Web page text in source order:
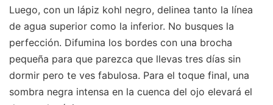
Luego, con un lápiz kohl negro, delinea tanto la línea
de agua superior como la inferior. No busques la
perfección. Difumina los bordes con una brocha
pequeña para que parezca que llevas tres días sin
dormir pero te ves fabulosa. Para el toque final, una
sombra negra intensa en la cuenca del ojo elevará el